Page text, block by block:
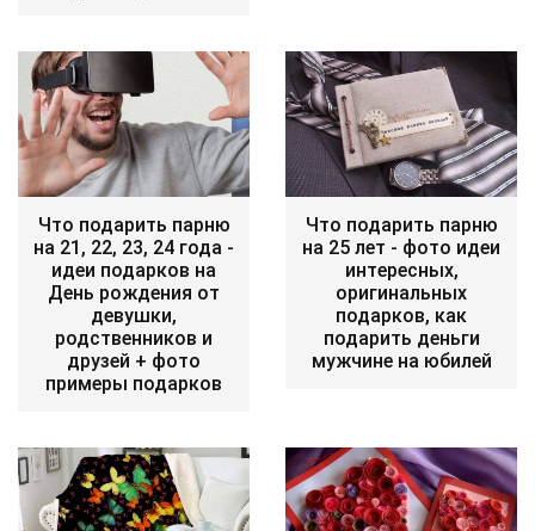
Что подарить парню
на 21, 22, 23, 24 года -
идеи подарков на
День рождения от
девушки,
родственников и
друзей + фото
примеры подарков
Что подарить парню
на 25 лет - фото идеи
интересных,
оригинальных
подарков, как
подарить деньги
мужчине на юбилей